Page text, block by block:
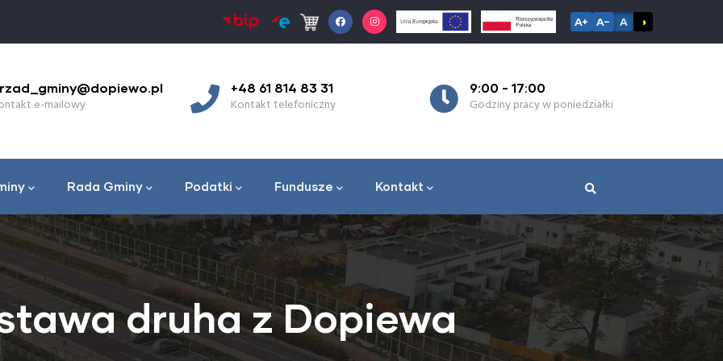
A+ A− A ◑
e-mailowy
+48 61 814 83 31
Kontakt telefoniczny
9:00 - 17:00
Godziny pracy w poniedziałki
Rada Gminy Podatki Fundusze Kontakt
druha z Dopiewa